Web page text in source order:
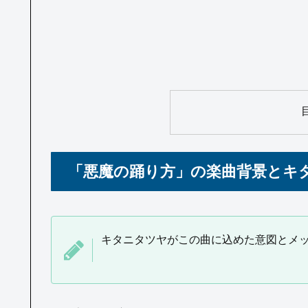
「悪魔の踊り方」の楽曲背景と
キタニタツヤがこの曲に込めた意図とメ